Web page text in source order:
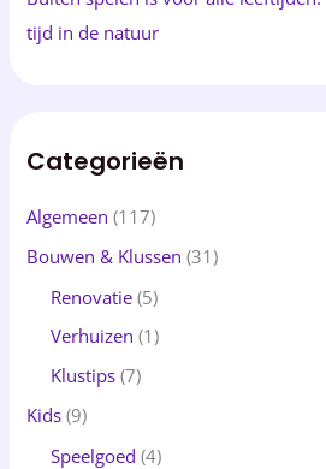
tijd in de natuur
Categorieën
Algemeen (117)
Bouwen & Klussen (31)
Renovatie (5)
Verhuizen (1)
Klustips (7)
Kids (9)
Speelgoed (4)